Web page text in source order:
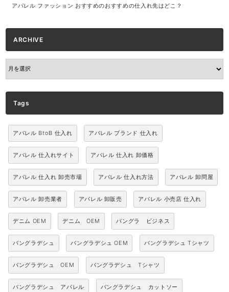
アパレル ファッション おすすめのおすすめの仕入れ先はどこ？
ARCHIVE
ARCHIVE
Tags
アパレル BtoB 仕入れ アパレル ブランド 仕入れ
アパレル 仕入れサイト アパレル 仕入れ 卸価格
アパレル 仕入れ 卸売市場 アパレル 仕入れ方法 アパレル 卸問屋
アパレル 卸売業者 アパレル 卸販売 アパレル 小売店 仕入れ
デニム OEM デニム OEM バングラ ビジネス
バングラデシュ バングラデシュ OEM バングラデシュ Tシャツ
バングラデシュ OEM バングラデシュ Tシャツ
バングラデシュ アパレル バングラデシュ カットソー